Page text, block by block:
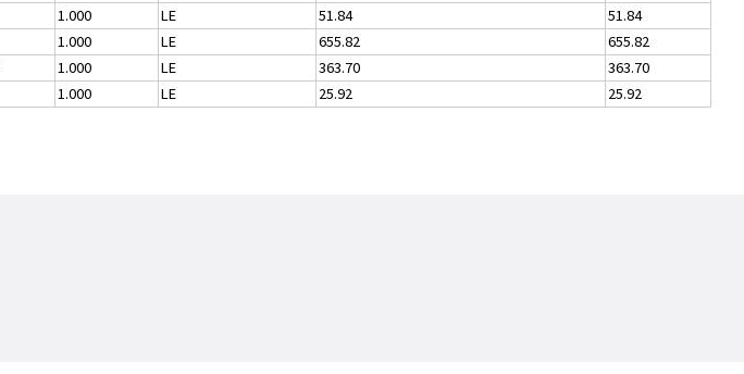
1.000 LE 51.84
51.84
1.000 LE 655.82
655.82
1.000 LE 363.70
363.70
1.000 LE 25.92 25.92